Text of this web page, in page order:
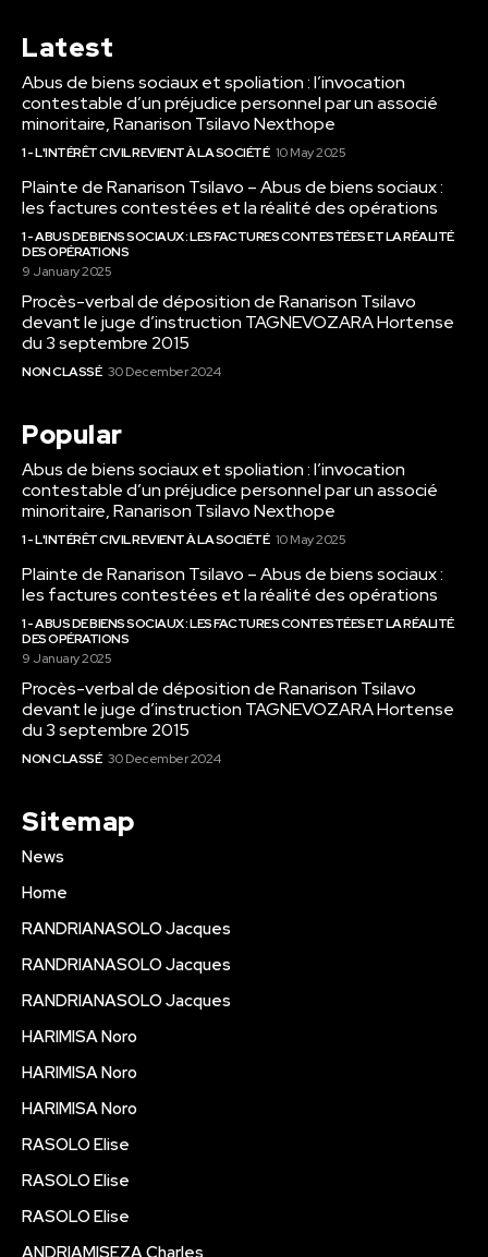
Latest
Abus de biens sociaux et spoliation : l’invocation
contestable d’un préjudice personnel par un associé
minoritaire, Ranarison Tsilavo Nexthope
1 - L'INTÉRÊT CIVIL REVIENT À LA SOCIÉTÉ 10 May 2025
Plainte de Ranarison Tsilavo – Abus de biens sociaux :
les factures contestées et la réalité des opérations
1 - ABUS DE BIENS SOCIAUX : LES FACTURES CONTESTÉES ET LA RÉALITÉ
DES OPÉRATIONS
9 January 2025
Procès-verbal de déposition de Ranarison Tsilavo
devant le juge d’instruction TAGNEVOZARA Hortense
du 3 septembre 2015
NON CLASSÉ 30 December 2024
Popular
Abus de biens sociaux et spoliation : l’invocation
contestable d’un préjudice personnel par un associé
minoritaire, Ranarison Tsilavo Nexthope
1 - L'INTÉRÊT CIVIL REVIENT À LA SOCIÉTÉ 10 May 2025
Plainte de Ranarison Tsilavo – Abus de biens sociaux :
les factures contestées et la réalité des opérations
1 - ABUS DE BIENS SOCIAUX : LES FACTURES CONTESTÉES ET LA RÉALITÉ
DES OPÉRATIONS
9 January 2025
Procès-verbal de déposition de Ranarison Tsilavo
devant le juge d’instruction TAGNEVOZARA Hortense
du 3 septembre 2015
NON CLASSÉ 30 December 2024
Sitemap
News
Home
RANDRIANASOLO Jacques
RANDRIANASOLO Jacques
RANDRIANASOLO Jacques
HARIMISA Noro
HARIMISA Noro
HARIMISA Noro
RASOLO Elise
RASOLO Elise
RASOLO Elise
ANDRIAMISEZA Charles